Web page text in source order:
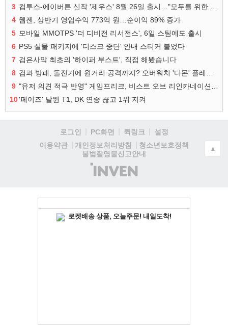
3
4 웹젠, 상반기 영업수익 773억 원…순이익 89% 증가
5 모바일 MMOTPS '더 디비전 리서전스', 6일 스팀에도 출시
6 PS5 실물 패키지에 '디스크 중단' 안내 스티커 붙었다
7 검은사막 최초의 '하이퍼 부스트', 직접 해봤습니다
8
9
10'페이즈' 날뛴 T1, DK 연승 끊고 1위 지켜
로그인 PC화면 퀵링크
설정
이용약관
개인정보처리방침
청소년보호정책
불법촬영물신고안내
(주)
인
▲